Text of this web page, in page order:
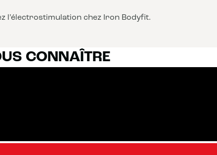
l’électrostimulation chez Iron Bodyfit.
CONNAÎTRE